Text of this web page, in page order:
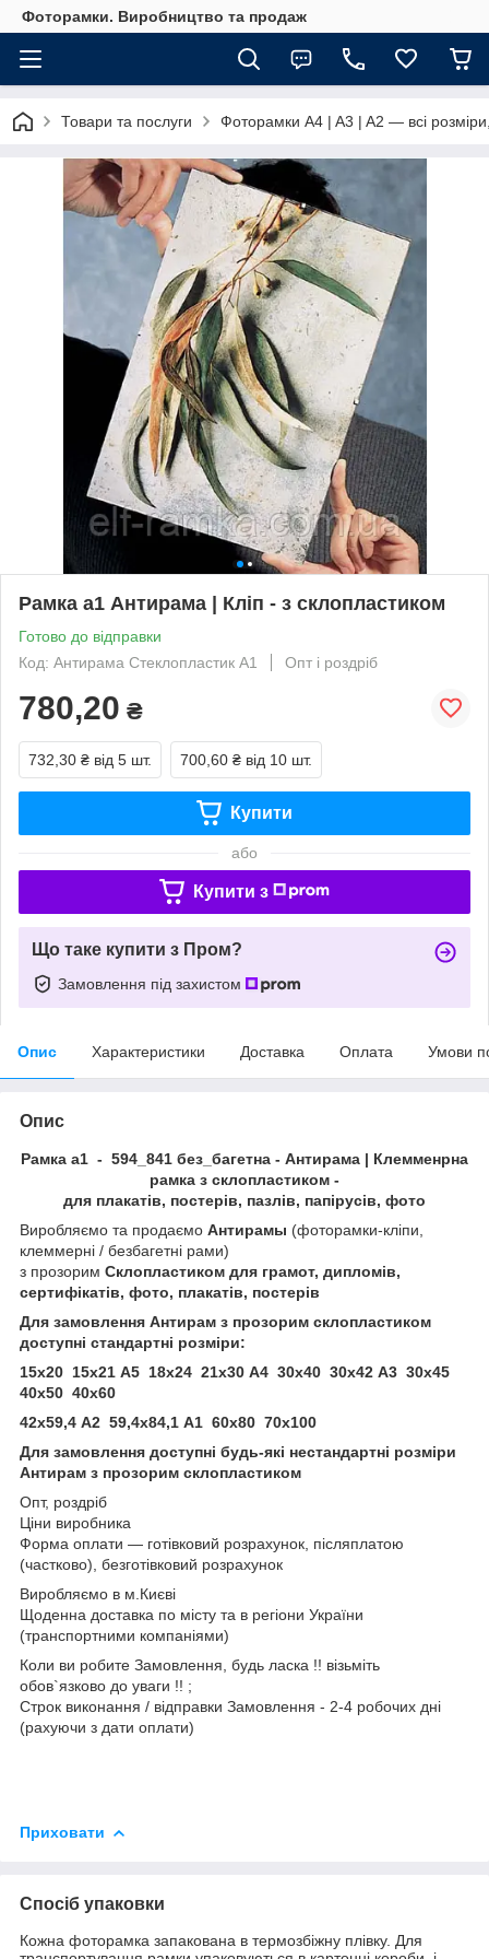
Фоторамки. Виробництво та продаж
Товари та послуги Фоторамки A4 | A3 | A2 — всі
Рамка а1 Антирама | Кліп - з склопластиком
Готово до відправки
Код: Антирама Стеклопластик А1
Опт і роздріб
780,20 ₴
732,30 ₴ від 5 шт. 700,60 ₴ від 10 шт.
Купити
або
Купити з
Що таке купити з Пром?
Замовлення під захистом
Опис Характеристики Доставка Оплата Умови
Опис
Рамка а1 - 594_841 без_багетна - Антирама | Клемменрна
рамка з склопластиком -
для плакатів, постерів, пазлів, папірусів, фото
Виробляємо та продаємо Антирамы (фоторамки-кліпи,
клеммерні / безбагетні рами)
з прозорим Склопластиком для грамот, дипломів,
сертифікатів, фото, плакатів, постерів
Для замовлення Антирам з прозорим склопластиком
доступні стандартні розміри:
15х20 15х21 А5 18х24 21х30 А4 30х40 30х42 А3 30х45
40х50 40х60
42х59,4 А2 59,4х84,1 А1 60х80 70х100
Для замовлення доступні будь-які нестандартні розміри
Антирам з прозорим склопластиком
Опт, роздріб
Ціни виробника
Форма оплати ― готівковий розрахунок, післяплатою
(частково), безготівковий розрахунок
Виробляємо в м.Києві
Щоденна доставка по місту та в регіони України
(транспортними компаніями)
Коли ви робите Замовлення, будь ласка !! візьміть
обов`язково до уваги !! ;
Строк виконання / відправки Замовлення - 2-4 робочих дні
(рахуючи з дати оплати)
Приховати
Спосіб упаковки
Кожна фоторамка запакована в термозбіжну плівку. Для